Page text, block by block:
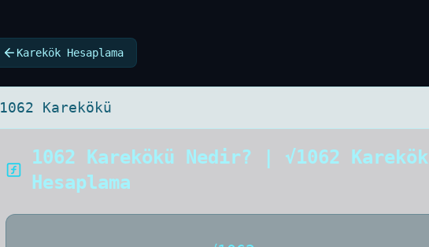
Karekök Hesaplama
1062 Karekökü
1062 Karekökü Nedir? | √1062 Karekök
Hesaplama